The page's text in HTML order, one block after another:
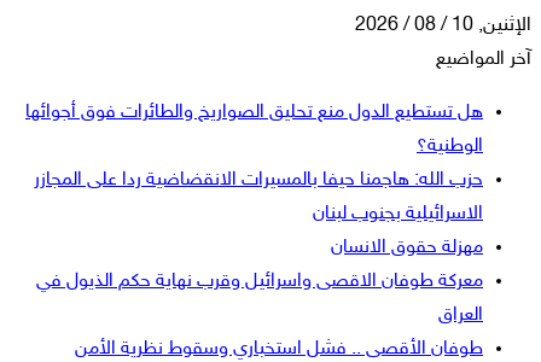
الإثنين, 10 / 08 / 2026
آخر المواضيع
هل تستطيع الدول منع تحليق الصواريخ والطائرات فوق أجوائها
الوطنية؟
حزب الله: هاجمنا حيفا بالمسيرات الانقضاضية ردا على المجازر
الاسرائيلية بجنوب لبنان
مهزلة حقوق الانسان
معركة طوفان الاقصى واسرائيل وقرب نهاية حكم الذيول في
العراق
طوفان الأقصى .. فشل استخباري وسقوط نظرية الأمن